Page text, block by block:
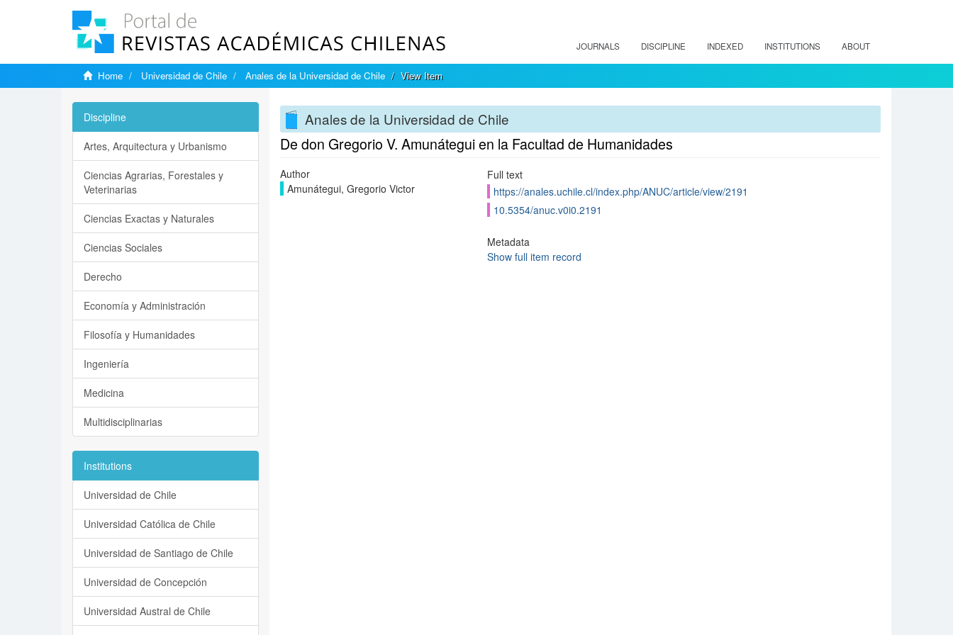
JOURNALS DISCIPLINE INDEXED INSTITUTIONS ABOUT
Home Universidad de Chile Anales de la Universidad de Chile View Item
Anales de la Universidad de Chile
De don Gregorio V. Amunátegui en la Facultad de Humanidades
Author
Amunátegui, Gregorio Victor
Full text
https://anales.uchile.cl/index.php/ANUC/article/view/2191
10.5354/anuc.v0i0.2191
Metadata
Show full item record
Discipline
Artes, Arquitectura y Urbanismo
Ciencias Agrarias, Forestales y
Veterinarias
Ciencias Exactas y Naturales
Ciencias Sociales
Derecho
Economía y Administración
Filosofía y Humanidades
Ingeniería
Medicina
Multidisciplinarias
Institutions
Universidad de Chile
Universidad Católica de Chile
Universidad de Santiago de Chile
Universidad de Concepción
Universidad Austral de Chile